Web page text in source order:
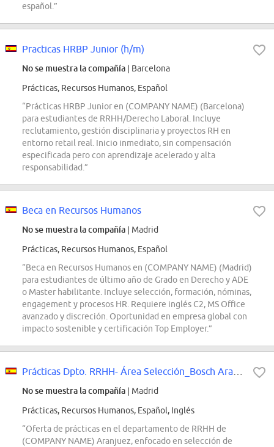
español.”
Practicas HRBP Junior (h/m)
No se muestra la compañía | Barcelona
Prácticas, Recursos Humanos, Español
“Prácticas HRBP Junior en (COMPANY NAME) (Barcelona)
para estudiantes de RRHH/Derecho Laboral. Incluye
reclutamiento, gestión disciplinaria y proyectos RH en
entorno retail real. Inicio inmediato, sin compensación
especificada pero con aprendizaje acelerado y alta
responsabilidad.”
Beca en Recursos Humanos
No se muestra la compañía | Madrid
Prácticas, Recursos Humanos, Español
“Beca en Recursos Humanos en (COMPANY NAME) (Madrid)
para estudiantes de último año de Grado en Derecho y ADE
o Master habilitante. Incluye selección, formación, nóminas,
engagement y procesos HR. Requiere inglés C2, MS Office
avanzado y discreción. Oportunidad en empresa global con
impacto sostenible y certificación Top Employer.”
No se muestra la compañía | Madrid
Prácticas, Recursos Humanos, Español, Inglés
“Oferta de prácticas en el departamento de RRHH de
(COMPANY NAME) Aranjuez, enfocado en selección de